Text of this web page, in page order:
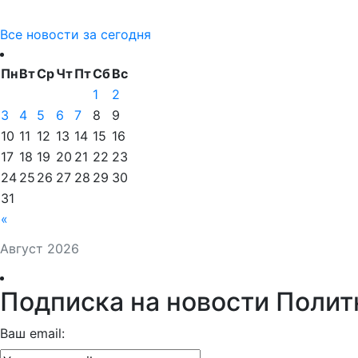
Все новости за сегодня
Август 2026
ПнВтСрЧтПтСбВс
«
1
2
3
4 5 6 7 8
9
10 11 12 13 14 15 16
17 18 19 20 21 22 23
24 25 26 27 28 29 30
31
Подписка на новости
Ваш email: